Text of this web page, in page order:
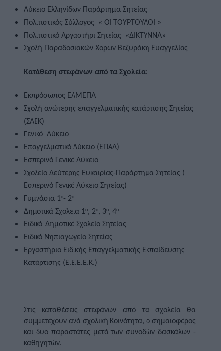
Λύκειο Ελληνίδων Παράρτημα Σητείας
Πολιτιστικός Σύλλογος  « ΟΙ ΤΟΥΡΤΟΥΛΟΙ »
Πολιτιστικό Αργαστήρι Σητείας  «ΔΙΚΤΥΝΝΑ»
Σχολή Παραδοσιακών Χορών Βεζυράκη Ευαγγελίας
Κατάθεση στεφάνων από τα Σχολεία:
Εκπρόσωπος ΕΛΜΕΠΑ
Σχολή ανώτερης επαγγελματικής κατάρτισης Σητείας
(ΣΑΕΚ)
Γενικό  Λύκειο
Επαγγελματικό Λύκειο (ΕΠΑΛ)
Εσπερινό Γενικό Λύκειο
Σχολείο Δεύτερης Ευκαιρίας-Παράρτημα Σητείας (
Εσπερινό Γενικό Λύκειο Σητείας)
Γυμνάσια 1ο- 2ο
Δημοτικά Σχολεία 1ο, 2ο, 3ο, 4ο
Ειδικό Δημοτικό Σχολείο Σητείας
Ειδικό Νηπιαγωγείο Σητείας
Εργαστήριο Ειδικής Επαγγελματικής Εκπαίδευσης
Κατάρτισης (Ε.Ε.Ε.Ε.Κ.)
Στις καταθέσεις στεφάνων από τα σχολεία θα
συμμετέχουν ανά σχολική Κοινότητα, ο σημαιοφόρος
και δυο παραστάτες μετά των συνοδών δασκάλων -
καθηγητών.